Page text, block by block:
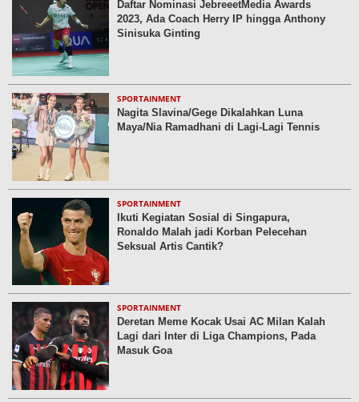
Daftar Nominasi JebreeetMedia Awards
2023, Ada Coach Herry IP hingga Anthony
Sinisuka Ginting
SPORTAINMENT
Nagita Slavina/Gege Dikalahkan Luna
Maya/Nia Ramadhani di Lagi-Lagi Tennis
SPORTAINMENT
Ikuti Kegiatan Sosial di Singapura,
Ronaldo Malah jadi Korban Pelecehan
Seksual Artis Cantik?
SPORTAINMENT
Deretan Meme Kocak Usai AC Milan Kalah
Lagi dari Inter di Liga Champions, Pada
Masuk Goa